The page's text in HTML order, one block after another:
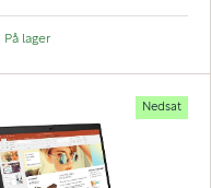
På lager
Nedsat